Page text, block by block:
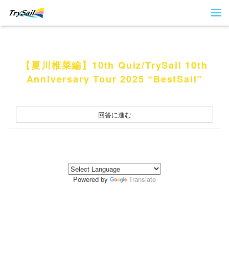
【夏川椎菜編】10th Quiz/TrySail 10th
Anniversary Tour 2025 “BestSail”
回答に進む
Powered by Translate